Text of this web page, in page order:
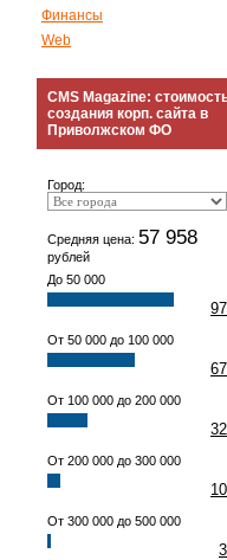
Финансы
Web
CMS Magazine:
создания корп. сайта в
Приволжском ФО
Город:
Средняя цена: 57 958
рублей
До 50 000
97
От 50 000 до 100 000
67
От 100 000 до 200 000
32
От 200 000 до 300 000
10
От 300 000 до 500 000
3